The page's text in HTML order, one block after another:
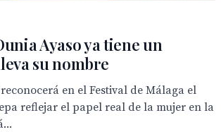
Ayaso ya tiene un
su nombre
en el Festival de Málaga el
reflejar el papel real de la mujer en la